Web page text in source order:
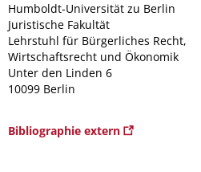
Humboldt-Universität zu Berlin
Juristische Fakultät
Lehrstuhl für Bürgerliches Recht,
Wirtschaftsrecht und Ökonomik
Unter den Linden 6
10099 Berlin
Bibliographie extern